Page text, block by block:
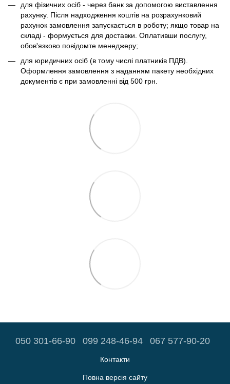
для фізичних осіб - через банк за допомогою виставлення
рахунку. Після надходження коштів на розрахунковий
рахунок замовлення запускається в роботу; якщо товар на
складі - формується для доставки. Оплативши послугу,
обов'язково повідомте менеджеру;
для юридичних осіб (в тому числі платників ПДВ).
Оформлення замовлення з наданням пакету необхідних
документів є при замовленні від 500 грн.
050 301-66-90 099 248-46-94 067 577-90-20
Контакти
Повна версія сайту